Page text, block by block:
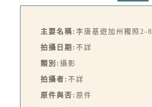
主要名稱: 李唐基遊加州獨照2-8
拍攝日期: 不詳
類別: 攝影
拍攝者: 不詳
原件與否: 原件